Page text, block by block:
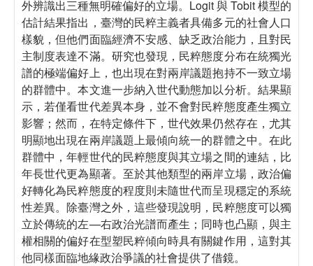
外辨識出三種無明確偏好的立場。Logit 與 Tobit 模型的
估計結果指出，臺灣的民粹主義者具備多元的社會人口
樣貌，但他們面臨經濟不安感、缺乏政治能力，且對民
主制度表達不滿。研究也發現，民粹態度分布在統獨光
譜的極端偏好上，也出現在對兩岸議題抱持不一致立場
的群體中。本文進一步納入世代動態加以分析。結果顯
示，若僅看世代差異本身，並不會對民粹態度產生獨立
影響；然而，在特定條件下，世代效果仍然存在，尤其
明顯地出現在兩岸議題上最傾向統一的群體之中。在此
群體中，年輕世代的民粹態度與其立場之間的連結，比
年長世代更為顯著。至於其他類型的兩岸立場，政治偏
好轉化為民粹態度的程度則未隨世代而呈現穩定的系統
性差異。除臺灣之外，這些發現說明，民粹態度可以獨
立於傳統的左—右政治光譜而產生；同時也凸顯，與主
權相關的偏好在型塑民粹傾向時具有關鍵作用，這對其
他同樣面臨地緣政治爭議的社會提供了借鏡。